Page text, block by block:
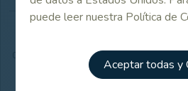
puede leer nuestra Política de
Aceptar